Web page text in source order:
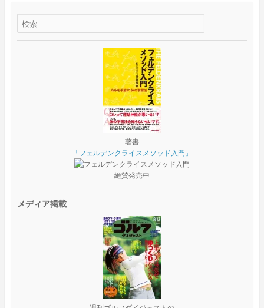
著書
「フェルデンクライスメソッド入門」
絶賛発売中
メディア掲載